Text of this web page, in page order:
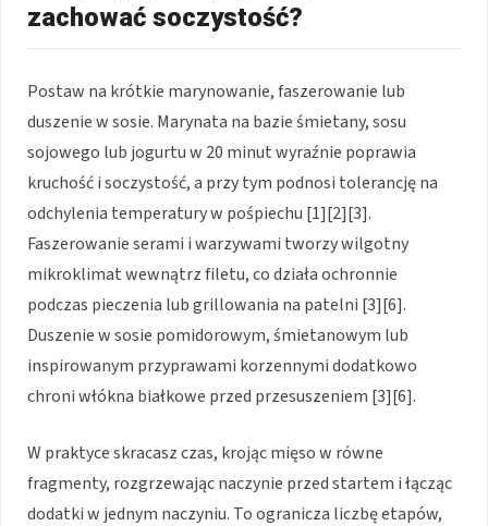
zachować soczystość?
Postaw na krótkie marynowanie, faszerowanie lub
duszenie w sosie. Marynata na bazie śmietany, sosu
sojowego lub jogurtu w 20 minut wyraźnie poprawia
kruchość i soczystość, a przy tym podnosi tolerancję na
odchylenia temperatury w pośpiechu [1][2][3].
Faszerowanie serami i warzywami tworzy wilgotny
mikroklimat wewnątrz filetu, co działa ochronnie
podczas pieczenia lub grillowania na patelni [3][6].
Duszenie w sosie pomidorowym, śmietanowym lub
inspirowanym przyprawami korzennymi dodatkowo
chroni włókna białkowe przed przesuszeniem [3][6].
W praktyce skracasz czas, krojąc mięso w równe
fragmenty, rozgrzewając naczynie przed startem i łącząc
dodatki w jednym naczyniu. To ogranicza liczbę etapów,